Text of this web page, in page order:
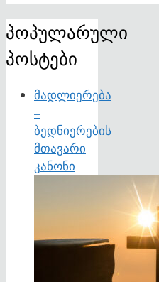
პოპულარული
პოსტები
მადლიერება
–
ბედნიერების
მთავარი
კანონი